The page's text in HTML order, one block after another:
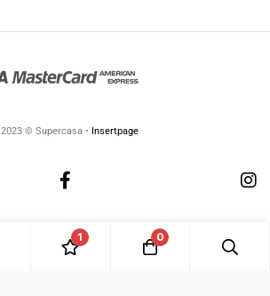
2023 © Supercasa • Insertpage
1 0